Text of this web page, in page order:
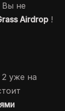
Вы не
Airdrop !
2 уже на